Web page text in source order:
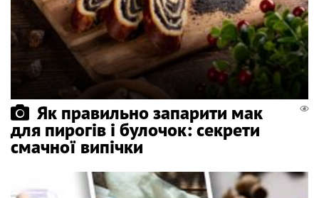
Як правильно запарити мак
для пирогів і булочок: секрети
смачної випічки